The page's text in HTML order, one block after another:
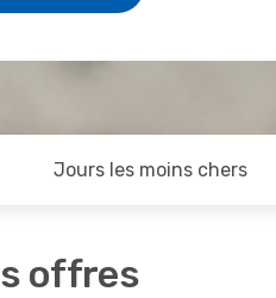
Jours les moins chers
offres